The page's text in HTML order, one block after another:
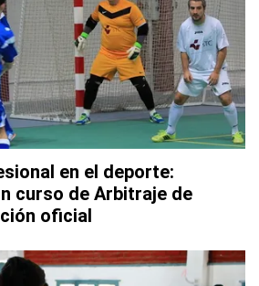
en el deporte:
curso de Arbitraje de
oficial